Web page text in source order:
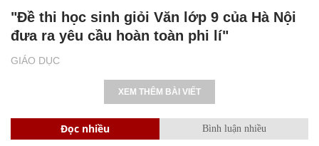
GIÁO DỤC
"Đề thi học sinh giỏi Văn lớp 9 của Hà Nội
đưa ra yêu cầu hoàn toàn phi lí"
XEM THÊM BÀI VIẾT
Đọc nhiều Bình luận nhiều